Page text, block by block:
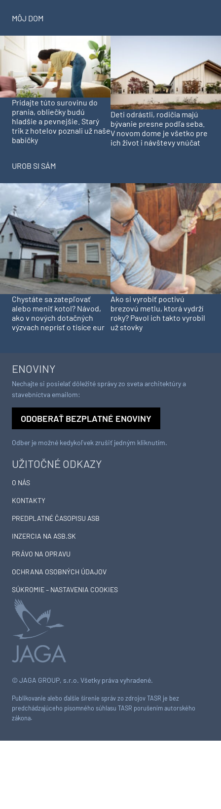
MÔJ DOM
Pridajte túto surovinu do
prania, obliečky budú
hladšie a pevnejšie. Starý
trik z hotelov poznali už naše
babičky
Deti odrástli, rodičia majú
bývanie presne podľa seba.
V novom dome je všetko pre
ich život i návštevy vnúčat
UROB SI SÁM
Chystáte sa zatepľovať
alebo meniť kotol? Návod,
ako v nových dotačných
výzvach neprísť o tisíce eur
Ako si vyrobiť poctivú
brezovú metlu, ktorá vydrží
roky? Pavol ich takto vyrobil
už stovky
© JAGA GROUP, s.r.o. Všetky práva vyhradené.
Publikovanie alebo ďalšie šírenie správ zo zdrojov TASR je bez
predchádzajúceho písomného súhlasu TASR porušením autorského
zákona.
UŽITOČNÉ ODKAZY
O NÁS
KONTAKTY
PREDPLATNÉ ČASOPISU ASB
INZERCIA NA ASB.SK
PRÁVO NA OPRAVU
OCHRANA OSOBNÝCH ÚDAJOV
SÚKROMIE – NASTAVENIA COOKIES
ENOVINY
Nechajte si posielať dôležité správy zo sveta architektúry a
stavebníctva emailom:
ODOBERAŤ BEZPLATNÉ ENOVINY
Odber je možné kedykoľvek zrušiť jedným kliknutím.